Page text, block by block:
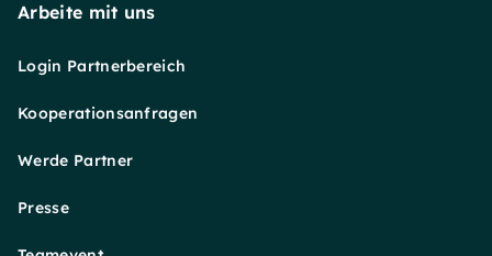
Arbeite mit uns
Login Partnerbereich
Kooperationsanfragen
Werde Partner
Presse